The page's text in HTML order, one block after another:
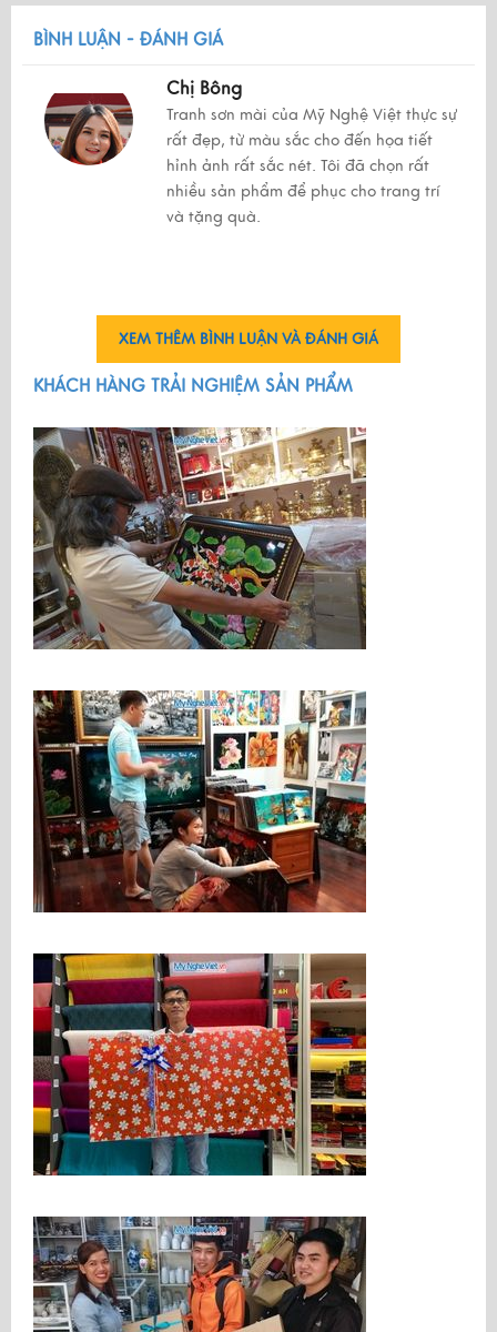
BÌNH LUẬN - ĐÁNH GIÁ
Chị Bông
Tranh sơn mài của Mỹ Nghệ Việt thực sự
rất đẹp, từ màu sắc cho đến họa tiết
hỉnh ảnh rất sắc nét. Tôi đã chọn rất
nhiều sản phẩm để phục cho trang trí
và tặng quà.
XEM THÊM BÌNH LUẬN VÀ ĐÁNH GIÁ
KHÁCH HÀNG TRẢI NGHIỆM SẢN PHẨM